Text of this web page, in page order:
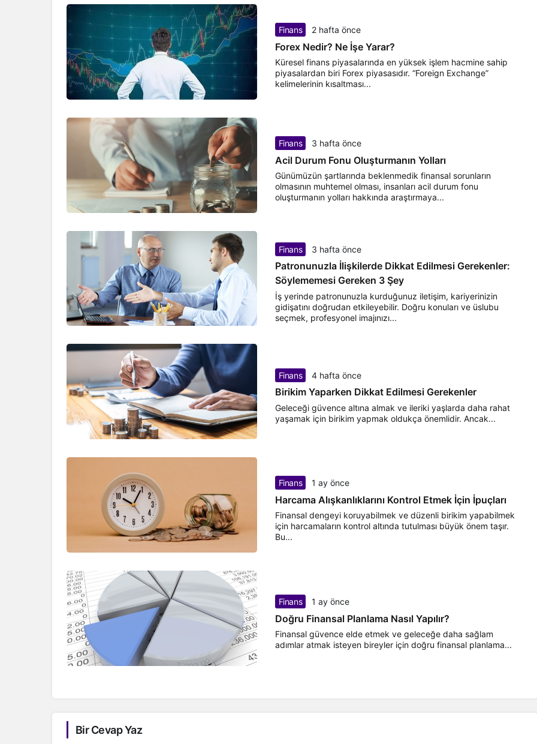
Finans 2 hafta önce
Forex Nedir? Ne İşe Yarar?
Küresel finans piyasalarında en yüksek işlem hacmine sahip
piyasalardan biri Forex piyasasıdır. “Foreign Exchange”
kelimelerinin kısaltması...
Finans 3 hafta önce
Acil Durum Fonu Oluşturmanın Yolları
Günümüzün şartlarında beklenmedik finansal sorunların
olmasının muhtemel olması, insanları acil durum fonu
oluşturmanın yolları hakkında araştırmaya...
Finans 3 hafta önce
Patronunuzla İlişkilerde Dikkat Edilmesi Gerekenler:
Söylememesi Gereken 3 Şey
İş yerinde patronunuzla kurduğunuz iletişim, kariyerinizin
gidişatını doğrudan etkileyebilir. Doğru konuları ve üslubu
seçmek, profesyonel imajınızı...
Finans 4 hafta önce
Birikim Yaparken Dikkat Edilmesi Gerekenler
Geleceği güvence altına almak ve ileriki yaşlarda daha rahat
yaşamak için birikim yapmak oldukça önemlidir. Ancak...
Finans 1 ay önce
Harcama Alışkanlıklarını Kontrol Etmek İçin İpuçları
Finansal dengeyi koruyabilmek ve düzenli birikim yapabilmek
için harcamaların kontrol altında tutulması büyük önem taşır.
Bu...
Finans 1 ay önce
Doğru Finansal Planlama Nasıl Yapılır?
Finansal güvence elde etmek ve geleceğe daha sağlam
adımlar atmak isteyen bireyler için doğru finansal planlama...
Bir Cevap Yaz